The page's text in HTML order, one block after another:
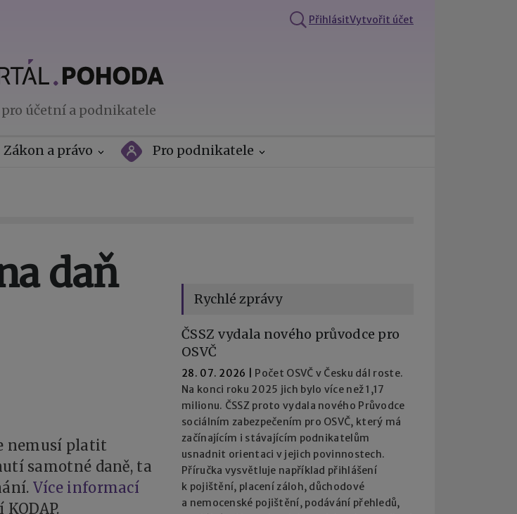
PřihlásitVytvořit účet
účetní a podnikatele
Zákon a právo Pro podnikatele
daň
nemusí platit
samotné daně, ta
Více informací
Rychlé zprávy
ČSSZ vydala nového průvodce pro
OSVČ
28. 07. 2026
Počet OSVČ v Česku dál roste.
Na konci roku 2025 jich bylo více než 1,17
milionu. ČSSZ proto vydala nového Průvodce
sociálním zabezpečením pro OSVČ, který má
začínajícím i stávajícím podnikatelům
usnadnit orientaci v jejich povinnostech.
Příručka vysvětluje například přihlášení
k pojištění, placení záloh, důchodové
a nemocenské pojištění, podávání přehledů,